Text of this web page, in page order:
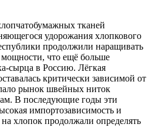
тканей
удорожания хлопкового
продолжили наращивать
мощности, что ещё больше
сырца в Россию. Лёгкая
критически зависимой от
рынок швейных ниток
В последующие годы эти
импортозависимость и
хлопок продолжали определять